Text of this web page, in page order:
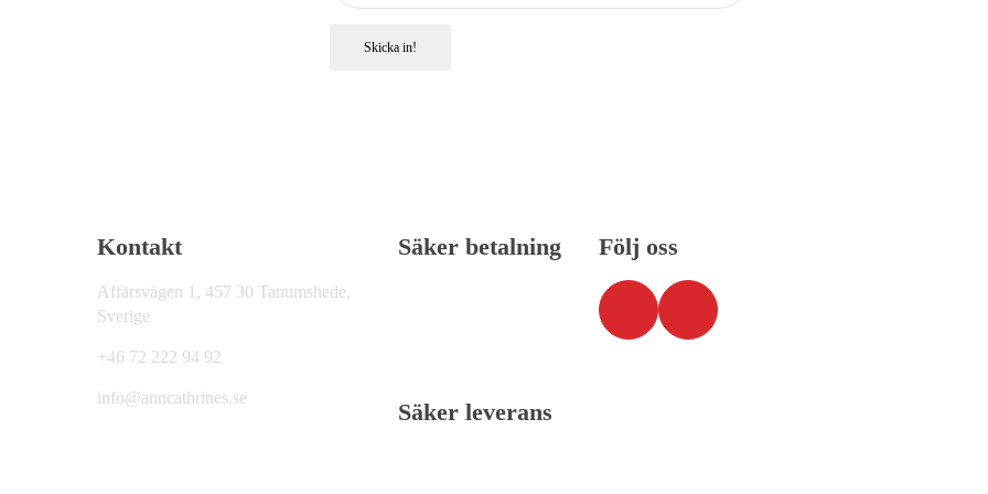
Skicka in!
Kontakt
Affärsvägen 1, 457 30 Tanumshede,
Sverige
+46 72 222 94 92
info@anncathrines.se
Säker betalning
Säker leverans
Följ oss